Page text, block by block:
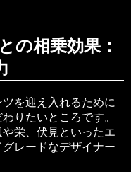
の相乗効果：
を迎え入れるために
りたいところです。
栄、伏見といったエ
レードなデザイナー